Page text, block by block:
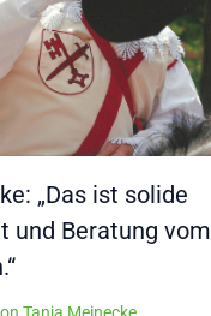
„Das ist solide
und Beratung vom